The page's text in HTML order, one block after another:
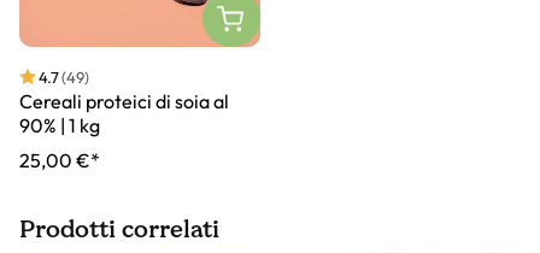
4.7(49)
Cereali proteici di soia al
90% | 1 kg
25,00 €*
Prodotti correlati